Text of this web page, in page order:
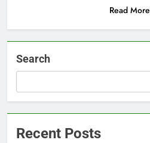
Read More
Search
Recent Posts